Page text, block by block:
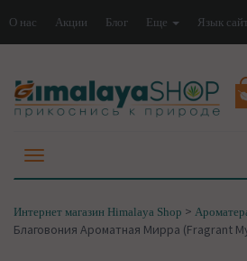
О нас Акции Блог Еще Язык
Интернет магазин Himalaya Shop >
Благовония Ароматная Мирра (Fragrant